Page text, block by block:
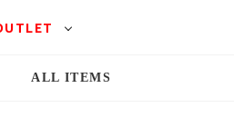
ALL ITEMS